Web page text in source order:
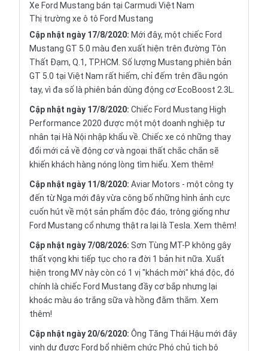
Xe Ford Mustang bán tại Carmudi Việt Nam
Thị trường xe ô tô Ford Mustang
Cập nhật ngày 17/8/2020: Mới đây, một chiếc Ford
Mustang GT 5.0 màu đen xuất hiện trên đường Tôn
Thất Đạm, Q.1, TP.HCM. Số lượng Mustang phiên bản
GT 5.0 tại Việt Nam rất hiếm, chỉ đếm trên đầu ngón
tay, vì đa số là phiên bản dùng động cơ EcoBoost 2.3L.
Cập nhật ngày 17/8/2020: Chiếc Ford Mustang High
Performance 2020 được một một doanh nghiệp tư
nhân tại Hà Nội nhập khẩu về. Chiếc xe có những thay
đổi mới cả về động cơ và ngoại thất chắc chắn sẽ
khiến khách hàng nóng lòng tìm hiểu. Xem thêm!
Cập nhật ngày 11/8/2020: Aviar Motors - một công ty
đến từ Nga mới đây vừa công bố những hình ảnh cực
cuốn hút về một sản phẩm độc đáo, trông giống như
Ford Mustang cổ nhưng thật ra lại là Tesla. Xem thêm!
Cập nhật ngày 7/08/2026: Sơn Tùng MT-P không gây
thất vọng khi tiếp tục cho ra đời 1 bản hit nữa. Xuất
hiện trong MV này còn có 1 vị "khách mời" khá độc, đó
chính là chiếc Ford Mustang đầy cơ bắp nhưng lại
khoác màu áo trắng sữa và hồng đằm thắm. Xem
thêm!
Cập nhật ngày 20/6/2020: Ông Tăng Thái Hậu mới đây
vinh dự được Ford bổ nhiệm chức Phó chủ tịch bộ